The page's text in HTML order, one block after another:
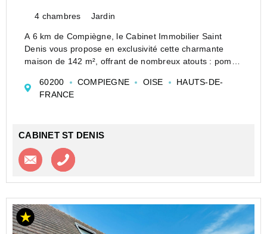
4 chambres Jardin
A 6 km de Compiègne, le Cabinet Immobilier Saint
Denis vous propose en exclusivité cette charmante
maison de 142 m², offrant de nombreux atouts : pompe
chambres et sous-sol total.
Au rez-de-chaussée, vous dé...
60200 COMPIEGNE OISE
HAUTS-DE-
FRANCE
CABINET ST DENIS
Contacter l'agence